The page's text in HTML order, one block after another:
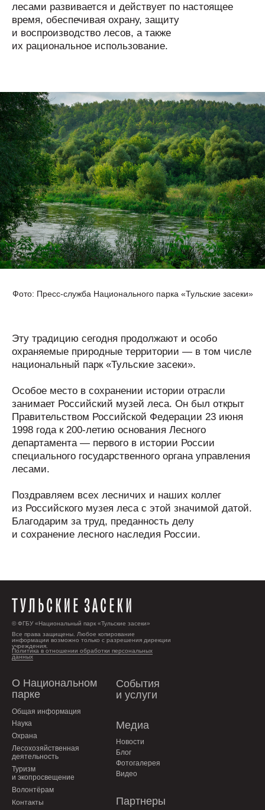
лесами развивается и действует по настоящее
время, обеспечивая охрану, защиту
и воспроизводство лесов, а также
их рациональное использование.
Фото: Пресс-служба Национального парка «Тульские засеки»
Эту традицию сегодня продолжают и особо
охраняемые природные территории — в том числе
национальный парк «Тульские засеки».
Особое место в сохранении истории отрасли
занимает Российский музей леса. Он был открыт
Правительством Российской Федерации 23 июня
1998 года к 200-летию основания Лесного
департамента — первого в истории России
специального государственного органа управления
лесами.
Поздравляем всех лесничих и наших коллег
из Российского музея леса с этой значимой датой.
Благодарим за труд, преданность делу
и сохранение лесного наследия России.
Волонтёрам
Контакты
О Национальном
парке
© ФГБУ «Национальный парк «Тульские засеки»
Все права защищены. Любое копирование
информации возможно только с разрешения дирекции
учреждения.
Политика в отношении обработки персональных
данных
Общая информация
Наука
Охрана
Лесохозяйственная
деятельность
Туризм
и экопросвещение
События
и услуги
Партнеры
Новости
Блог
Фотогалерея
Видео
Медиа